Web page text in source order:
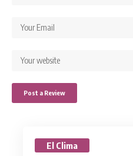
El Clima